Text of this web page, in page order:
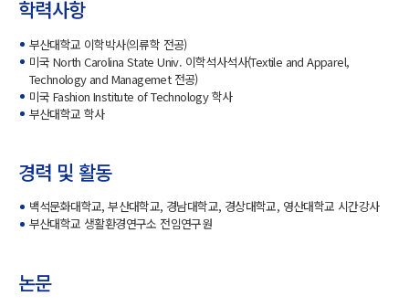
학력사항
부산대학교 이학박사(의류학 전공)
미국 North Carolina State Univ. 이학석사석사(Textile and Apparel,
Technology and Managemet 전공)
미국 Fashion Institute of Technology 학사
부산대학교 학사
경력 및 활동
백석문화대학교, 부산대학교, 경남대학교, 경상대학교, 영산대학교 시간강사
부산대학교 생활환경연구소 전임연구원
논문